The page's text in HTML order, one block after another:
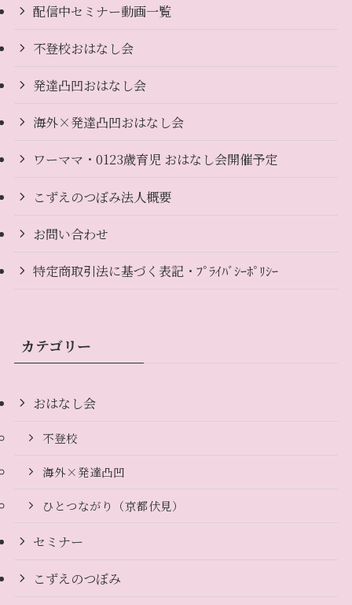
配信中セミナー動画一覧
不登校おはなし会
発達凸凹おはなし会
海外×発達凸凹おはなし会
ワーママ・0123歳育児 おはなし会開催予定
こずえのつぼみ法人概要
お問い合わせ
特定商取引法に基づく表記・ﾌﾟﾗｲﾊﾞｼｰﾎﾟﾘｼｰ
カテゴリー
おはなし会
不登校
海外×発達凸凹
ひとつながり（京都伏見）
セミナー
こずえのつぼみ